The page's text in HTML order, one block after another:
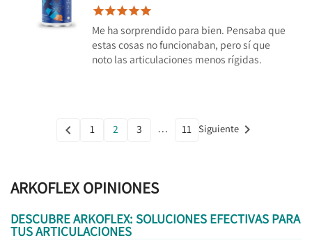

Me ha sorprendido para bien. Pensaba que
estas cosas no funcionaban, pero sí que
noto las articulaciones menos rígidas.
 1 2 3 … 11 Siguiente 
ARKOFLEX OPINIONES
DESCUBRE ARKOFLEX: SOLUCIONES EFECTIVAS PARA
TUS ARTICULACIONES